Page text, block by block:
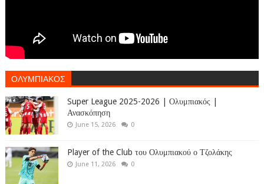
ΟΛΥΜΠΙΑΚΟΣ
Super League 2025-2026 | Ολυμπιακός |
Ανασκόπηση
June 15, 2026 0
Player of the Club του Ολυμπιακού ο Τζολάκης
June 11, 2026 0